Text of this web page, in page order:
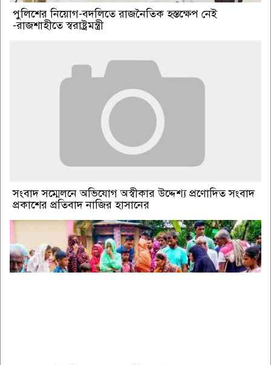
পুলিশের নিয়োগ-বদলিতে রাজনৈতিক হস্তক্ষেপ নেই
-রাজশাহীতে স্বরাষ্ট্রমন্ত্রী
সংবাদ সম্মেলনে অভিযোগ অস্বীকার উদ্দেশ্য প্রণোদিত সংবাদ
প্রকাশের প্রতিবাদ নাজির হাসানের